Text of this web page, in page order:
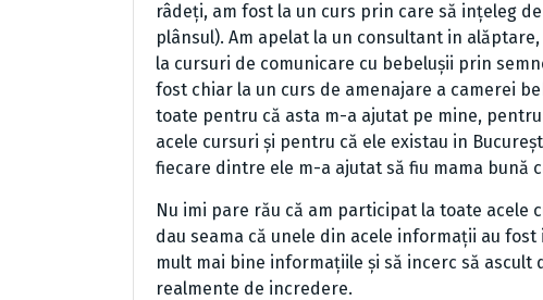
râdeți, am fost la un curs prin care să ințeleg
plânsul). Am apelat la un consultant in
la cursuri de comunicare cu bebelușii prin
fost chiar la un curs de amenajare a camerei
toate pentru că asta m-a ajutat pe mine,
acele cursuri și pentru că ele existau in
fiecare dintre ele m-a ajutat să fiu mama
Nu imi pare rău că am participat la toate
dau seama că unele din acele informații au
mult mai bine informațiile și să incerc să
realmente de incredere.